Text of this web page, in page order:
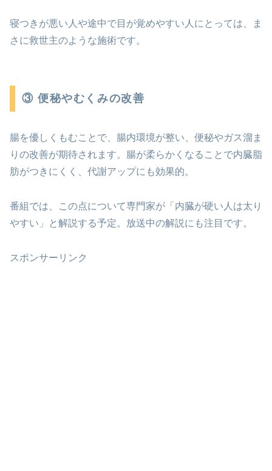
寝つきが悪い人や途中で目が覚めやすい人にとっては、ま
さに救世主のような施術です。
③ 便秘やむくみの改善
腸を優しくもむことで、腸内環境が整い、便秘やガス溜ま
りの改善が期待されます。腸が柔らかくなることで内臓脂
肪がつきにくく、代謝アップにも効果的。
番組では、この点について専門家が「内臓が硬い人は太り
やすい」と解説する予定。放送中の解説にも注目です。
スポンサーリンク